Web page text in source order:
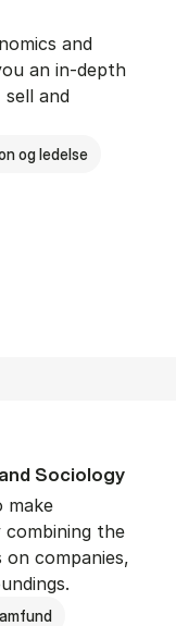
and
an in-depth
and
og ledelse
Ad­min­is­tra­tion
So­ci­ology
make
combining the
on companies,